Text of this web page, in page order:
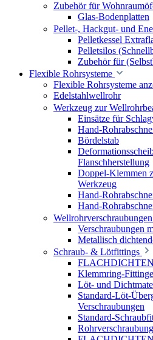
Zubehör für
Glas-Bodenplatten
Pellet-, Hackgut- und
Pelletkessel
Pelletsilos
Zubehör für
Flexible Rohrsysteme
Flexible Rohrsysteme
Edelstahlwellrohr
Werkzeug zur
Einsätze für
Hand-
Bördelstab
Flanschherstellung
Doppel-Klemmen
Werkzeug
Hand-
Hand-
Wellrohrverschraubungen
Verschraubungen
Metallisch
Schraub- & Lötfittings
Klemmring-Fittinge
Löt- und
Standard-Löt-
Verschraubungen
Standard-